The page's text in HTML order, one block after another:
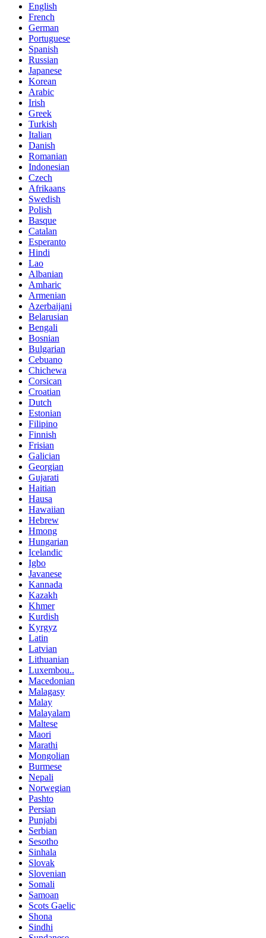
English
French
German
Portuguese
Spanish
Russian
Japanese
Korean
Arabic
Irish
Greek
Turkish
Italian
Danish
Romanian
Indonesian
Czech
Afrikaans
Swedish
Polish
Basque
Catalan
Esperanto
Hindi
Lao
Albanian
Amharic
Armenian
Azerbaijani
Belarusian
Bengali
Bosnian
Bulgarian
Cebuano
Chichewa
Corsican
Croatian
Dutch
Estonian
Filipino
Finnish
Frisian
Galician
Georgian
Gujarati
Haitian
Hausa
Hawaiian
Hebrew
Hmong
Hungarian
Icelandic
Igbo
Javanese
Kannada
Kazakh
Khmer
Kurdish
Kyrgyz
Latin
Latvian
Lithuanian
Luxembou..
Macedonian
Malagasy
Malay
Malayalam
Maltese
Maori
Marathi
Mongolian
Burmese
Nepali
Norwegian
Pashto
Persian
Punjabi
Serbian
Sesotho
Sinhala
Slovak
Slovenian
Somali
Samoan
Scots Gaelic
Shona
Sindhi